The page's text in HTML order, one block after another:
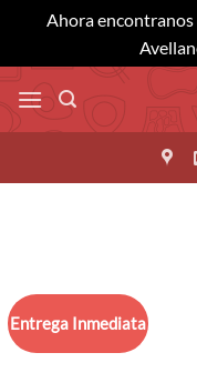
Ahora encontranos
Saltar
al
contenido
Entrega Inmediata